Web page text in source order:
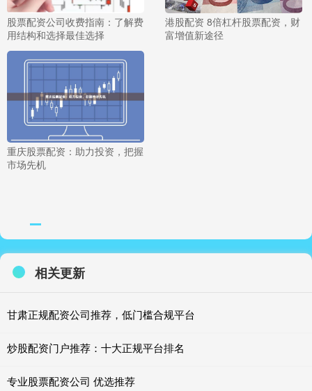
股票配资公司收费指南：了解费
用结构和选择最佳选择
港股配资 8倍杠杆股票配资，财
富增值新途径
重庆股票配资：助力投资，把握
市场先机
相关更新
甘肃正规配资公司推荐，低门槛合规平台
炒股配资门户推荐：十大正规平台排名
专业股票配资公司 优选推荐